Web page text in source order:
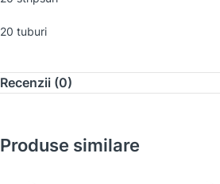
20 tuburi
Recenzii (0)
Produse similare